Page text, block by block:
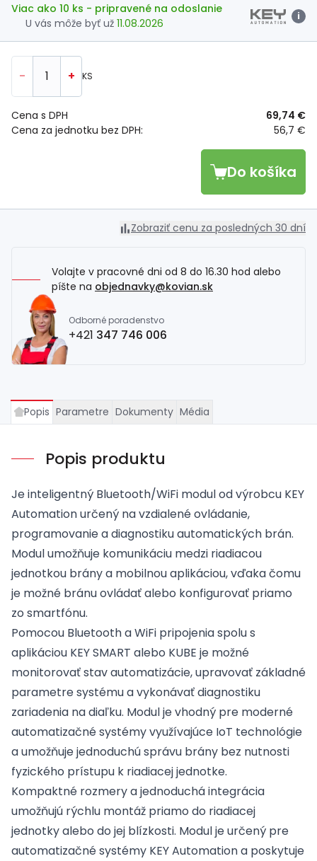
Viac ako 10 ks - pripravené na odoslanie
U vás môže byť už 11.08.2026
i
- + KS
Cena za jednotku bez DPH: 56,7 €
Cena s DPH 69,74 €
Do košíka
Zobraziť cenu za posledných 30 dní
Volajte v pracovné dni od 8 do 16.30 hod alebo
píšte na objednavky@kovian.sk
Odborné poradenstvo
+421 347 746 006
Popis Parametre Dokumenty Média
Popis produktu
Je inteligentný Bluetooth/WiFi modul od výrobcu KEY
Automation určený na vzdialené ovládanie,
programovanie a diagnostiku automatických brán.
Modul umožňuje komunikáciu medzi riadiacou
jednotkou brány a mobilnou aplikáciou, vďaka čomu
je možné bránu ovládať alebo konfigurovať priamo
zo smartfónu.
Pomocou Bluetooth a WiFi pripojenia spolu s
aplikáciou KEY SMART alebo KUBE je možné
monitorovať stav automatizácie, upravovať základné
parametre systému a vykonávať diagnostiku
zariadenia na diaľku. Modul je vhodný pre moderné
automatizačné systémy využívajúce IoT technológie
a umožňuje jednoduchú správu brány bez nutnosti
fyzického prístupu k riadiacej jednotke.
Kompaktné rozmery a jednoduchá integrácia
umožňujú rýchlu montáž priamo do riadiacej
jednotky alebo do jej blízkosti. Modul je určený pre
automatizačné systémy KEY Automation a poskytuje